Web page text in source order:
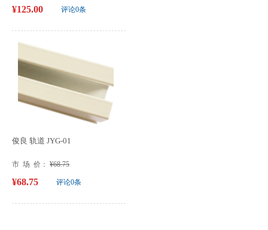
评论0条
¥125.00
俊良 轨道 JYG-01
市 场 价： ¥68.75
评论0条
¥68.75